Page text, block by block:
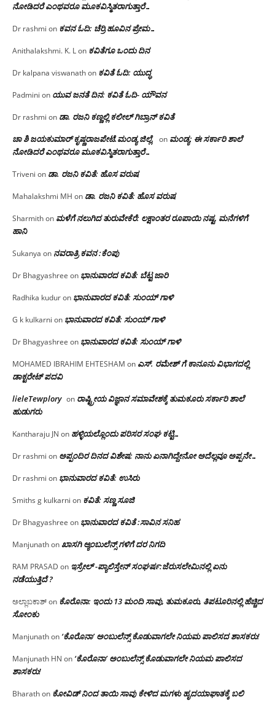
ನೋಡಿದರೆ ಎಂಥವರೂ ಮೂಕವಿಸ್ಮಿತರಾಗುತ್ತಾರೆ…
Dr rashmi on ಕವನ ಓದಿ: ಚೆರ್ರಿ ಹೂವಿನ ಪ್ರೇಮ…
Anithalakshmi. K. Lon ಕವಿತೆಗೂ ಒಂದು ದಿನ
Dr kalpana viswanathon ಕವಿತೆ ಓದಿ: ಯುದ್ಧ
Padmini on ಯುವ ಜನತೆ ದಿನ: ಕವಿತೆ ಓದಿ- ಯೌವನ
Dr rashmi on ಡಾ. ರಜನಿ‌ ಕಣ್ಣಲ್ಲಿ ಕಲೀಲ್ ಗಿಬ್ರಾನ್ ಕವಿತೆ
ಚಾ ಶಿ ಜಯಕುಮಾರ್ ಕೃಷ್ಣರಾಜಪೇಟೆ.ಮಂಡ್ಯ ಜಿಲ್ಲೆ. on ಮಂಡ್ಯ: ಈ ಸರ್ಕಾರಿ ಶಾಲೆ
ನೋಡಿದರೆ ಎಂಥವರೂ ಮೂಕವಿಸ್ಮಿತರಾಗುತ್ತಾರೆ…
Triveni on ಡಾ. ರಜನಿ ಕವಿತೆ: ಹೊಸ ವರುಷ
Mahalakshmi MH on ಡಾ. ರಜನಿ ಕವಿತೆ: ಹೊಸ ವರುಷ
Sharmithon ಮಳೆಗೆ ನಲುಗಿದ ತುರುವೇಕೆರೆ: ಲಕ್ಷಾಂತರ ರೂಪಾಯಿ ನಷ್ಟ, ಮನೆಗಳಿಗೆ
ಹಾನಿ
Sukanya on ನವರಾತ್ರಿ ಕವನ :ಕೆಂಪು
Dr Bhagyashree on ಭಾನುವಾರದ ಕವಿತೆ: ಬೆಟ್ಟ ಜಾರಿ
Radhika kuduron ಭಾನುವಾರದ ಕವಿತೆ: ಸುಂಯ್ ಗಾಳಿ
G k kulkarni on ಭಾನುವಾರದ ಕವಿತೆ: ಸುಂಯ್ ಗಾಳಿ
Dr Bhagyashree on ಭಾನುವಾರದ ಕವಿತೆ: ಸುಂಯ್ ಗಾಳಿ
MOHAMED IBRAHIM EHTESHAM on ಎಸ್. ರಮೇಶ್ ಗೆ ಕಾನೂನು ವಿಭಾಗದಲ್ಲಿ
ಡಾಕ್ಟರೇಟ್ ಪದವಿ
lieleTewplory on ರಾಷ್ಟ್ರೀಯ ವಿಜ್ಞಾನ ಸಮಾವೇಶಕ್ಕೆ‌ ತುಮಕೂರು ಸರ್ಕಾರಿ ಶಾಲೆ
ಹುಡುಗರು
Kantharaju JN on ಹಳ್ಳಿಯಲ್ಲೊಂದು ಪರಿಸರ ಸಂಘ ಕಟ್ಟಿ…
Dr rashmi on ಅಪ್ಪಂದಿರ ದಿನದ ವಿಶೇಷ: ನಾನು ಏನಾಗಿದ್ದೇನೋ‌ ಅದೆಲ್ಲವೂ ಅಪ್ಪನೇ…
Dr rashmi on ಭಾನುವಾರದ ಕವಿತೆ: ಉಸಿರು
Smiths g kulkarni on ಕವಿತೆ: ಸಣ್ಣ ಸೂಜಿ
Dr Bhagyashree on ಭಾನುವಾರದ ಕವಿತೆ :ಸಾವಿನ ಸನಿಹ
Manjunathonಖಾಸಗಿ ಆ್ಯಂಬುಲೆನ್ಸ್ ಗಳಿಗೆ ದರ ನಿಗದಿ
RAM PRASAD on ಇಸ್ರೇಲ್ -ಪ್ಯಾಲಿಸ್ತೇನ್ ಸಂಘರ್ಷ:ಜೆರುಸಲೇಮಿನಲ್ಲಿ ಏನು
ನಡೆಯುತ್ತಿದೆ ?
ಅಲ್ಲಾಬಕಾಶ್on ಕೊರೊನಾ: ಇಂದು 13 ಮಂದಿ ಸಾವು, ತುಮಕೂರು, ತಿಪಟೂರಿನಲ್ಲಿ ಹೆಚ್ಚಿದ
ಸೋಂಕು
Manjunathon ‘ಕೊರೊನಾ’ ಅಂಬುಲೆನ್ಸ್ ಕೊಡುವಾಗಲೇ ನಿಯಮ ಪಾಲಿಸದ ಶಾಸಕರು!
Manjunath HN on ‘ಕೊರೊನಾ’ ಅಂಬುಲೆನ್ಸ್ ಕೊಡುವಾಗಲೇ ನಿಯಮ ಪಾಲಿಸದ
ಶಾಸಕರು!
Bharathon ಕೋವಿಡ್ ನಿಂದ ತಾಯಿ ಸಾವು ಕೇಳಿದ ಮಗಳು ಹೃದಯಾಘಾತಕ್ಕೆ ಬಲಿ